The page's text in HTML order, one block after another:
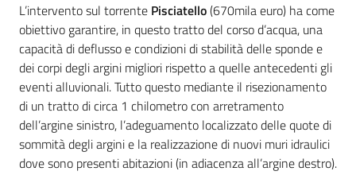
L’intervento sul torrente Pisciatello(670mila euro) ha come
obiettivo garantire, in questo tratto del corso d’acqua, una
capacità di deflusso e condizioni di stabilità delle sponde e
dei corpi degli argini migliori rispetto a quelle antecedenti gli
eventi alluvionali. Tutto questo mediante il risezionamento
di un tratto di circa 1 chilometro con arretramento
dell’argine sinistro, l’adeguamento localizzato delle quote di
sommità degli argini e la realizzazione di nuovi muri idraulici
dove sono presenti abitazioni (in adiacenza all’argine destro).